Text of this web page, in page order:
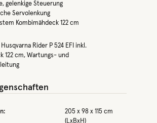
gelenkige Steuerung
Servolenkung
Kombimähdeck 122 cm
Rider P 524 EFI inkl.
122 cm, Wartungs- und
205 x 98 x 115 cm
(LxBxH)